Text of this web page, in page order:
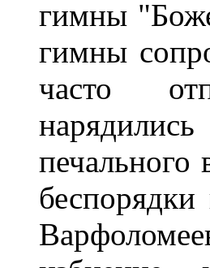
гимны
гимны
часто
беспорядки